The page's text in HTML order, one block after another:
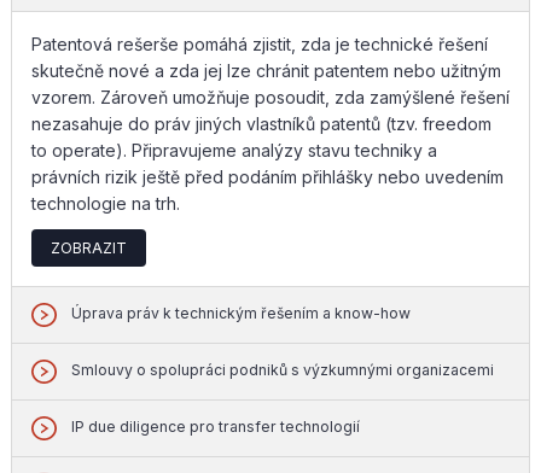
Patentová rešerše pomáhá zjistit, zda je technické řešení
skutečně nové a zda jej lze chránit patentem nebo užitným
vzorem. Zároveň umožňuje posoudit, zda zamýšlené řešení
nezasahuje do práv jiných vlastníků patentů (tzv. freedom
to operate). Připravujeme analýzy stavu techniky a
právních rizik ještě před podáním přihlášky nebo uvedením
technologie na trh.
ZOBRAZIT
Úprava práv k technickým řešením a know-how
Smlouvy o spolupráci podniků s výzkumnými organizacemi
IP due diligence pro transfer technologií